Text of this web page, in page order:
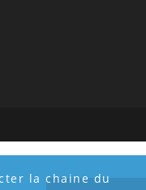
la chaine du